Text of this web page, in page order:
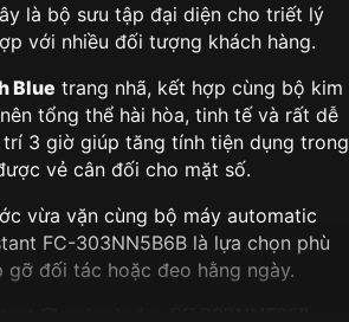
là bộ sưu tập đại diện cho triết lý
với nhiều đối tượng khách hàng.
Blue trang nhã, kết hợp cùng bộ kim
tổng thể hài hòa, tinh tế và rất dễ
3 giờ giúp tăng tính tiện dụng trong
vẻ cân đối cho mặt số.
vừa vặn cùng bộ máy automatic
FC-303NN5B6B là lựa chọn phù
đối tác hoặc đeo hằng ngày.